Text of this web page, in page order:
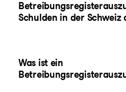
Schulden in der Schweiz
Was ist ein